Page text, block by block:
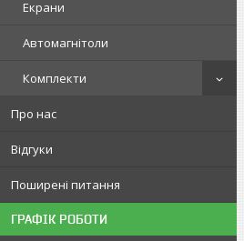
Екрани
Автомагнітоли
Комплекти
Про нас
Відгуки
Поширені питання
ГРАФІК РОБОТИ